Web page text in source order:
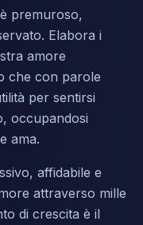
premuroso,
Elabora i
amore
che con parole
per sentirsi
occupandosi
ama.
affidabile e
attraverso mille
di crescita è il